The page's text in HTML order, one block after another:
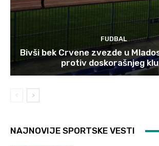
FUDBAL
Bivši bek Crvene zvezde u
protiv doskorašnjeg
NAJNOVIJE SPORTSKE VESTI